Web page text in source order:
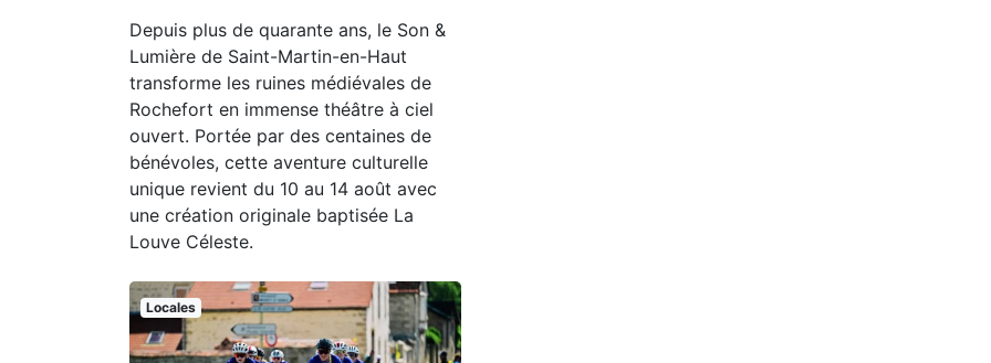
Depuis plus de quarante ans, le Son &
Lumière de Saint-Martin-en-Haut
transforme les ruines médiévales de
Rochefort en immense théâtre à ciel
ouvert. Portée par des centaines de
bénévoles, cette aventure culturelle
unique revient du 10 au 14 août avec
une création originale baptisée La
Louve Céleste.
Locales